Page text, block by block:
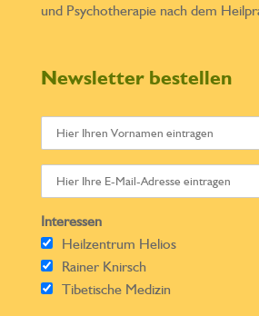
und Psychotherapie nach dem
Newsletter bestellen
Interessen
Heilzentrum Helios
Rainer Knirsch
Tibetische Medizin